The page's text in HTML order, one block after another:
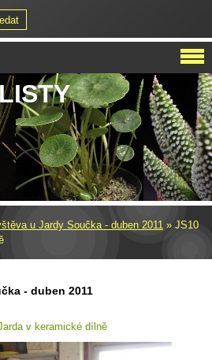
u Jardy Součka - duben 2011 » JS10
- duben 2011
v keramické dílně